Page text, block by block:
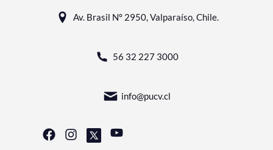
Av. Brasil N° 2950, Valparaíso, Chile.
56 32 227 3000
info@pucv.cl